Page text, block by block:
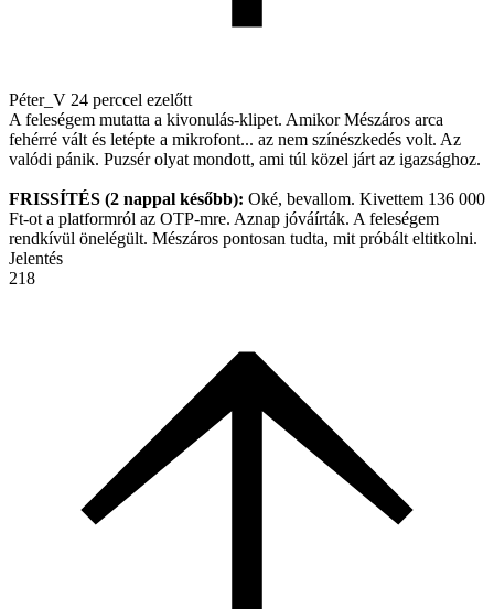
Péter_V 24 perccel ezelőtt
A feleségem mutatta a kivonulás-klipet. Amikor Mészáros arca
fehérré vált és letépte a mikrofont... az nem színészkedés volt. Az
valódi pánik. Puzsér olyat mondott, ami túl közel járt az igazsághoz.
FRISSÍTÉS (2 nappal később): Oké, bevallom. Kivettem 136 000
Ft-ot a platformról az OTP-mre. Aznap jóváírták. A feleségem
rendkívül önelégült. Mészáros pontosan tudta, mit próbált eltitkolni.
Jelentés
218